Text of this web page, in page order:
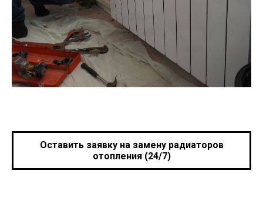
Оставить заявку на замену радиаторов
отопления (24/7)